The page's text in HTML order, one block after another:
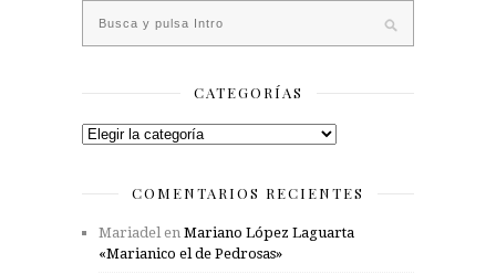
CATEGORÍAS
Categorías
COMENTARIOS RECIENTES
Mariadelen Mariano López Laguarta
«Marianico el de Pedrosas»